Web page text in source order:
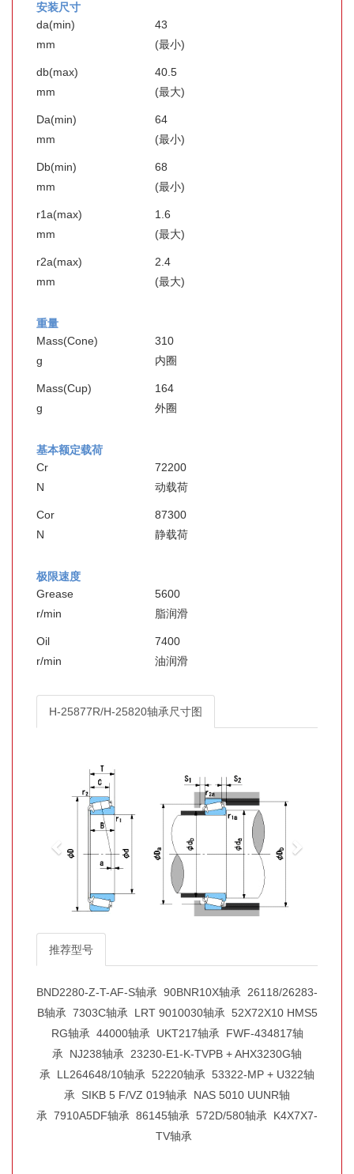
安装尺寸
da(min)
43
mm
(最小)
db(max)
40.5
mm
(最大)
Da(min)
64
mm
(最小)
Db(min)
68
mm
(最小)
r1a(max)
1.6
mm
(最大)
r2a(max)
2.4
mm
(最大)
重量
Mass(Cone)
310
g
内圈
Mass(Cup)
164
g
外圈
基本额定载荷
Cr
72200
N
动载荷
Cor
87300
N
静载荷
极限速度
Grease
5600
r/min
脂润滑
Oil
7400
r/min
油润滑
H-25877R/H-25820轴承尺寸图
推荐型号
BND2280-Z-T-AF-S轴承 90BNR10X轴承 26118/26283-
B轴承 7303C轴承 LRT 9010030轴承 52X72X10 HMS5
RG轴承 44000轴承 UKT217轴承 FWF-434817轴
承 NJ238轴承 23230-E1-K-TVPB + AHX3230G轴
承 LL264648/10轴承 52220轴承 53322-MP + U322轴
承 SIKB 5 F/VZ 019轴承 NAS 5010 UUNR轴
承 7910A5DF轴承 86145轴承 572D/580轴承 K4X7X7-
TV轴承